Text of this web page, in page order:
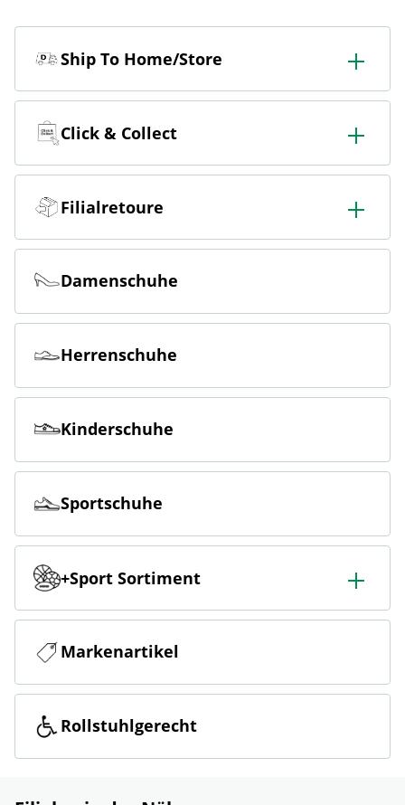
Ship To Home/Store
In der Filiale bestellen & in die Filiale oder nach Hause
liefern lassen.
Click & Collect
Online bestellen & kostenlos in der Filiale abholen.
Filialretoure
Online bestellen & kostenlos in der Filiale zurückgeben.
Damenschuhe
Herrenschuhe
Kinderschuhe
Sportschuhe
+Sport Sortiment
Breites Sportangebot aus Fussball, Outdoor, Ski, Fitness
und Running
Markenartikel
Rollstuhlgerecht